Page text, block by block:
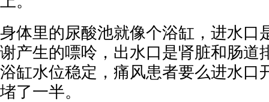
身体里的尿酸池就像个浴缸，进水口
谢产生的嘌呤，出水口是肾脏和肠道
浴缸水位稳定，痛风患者要么进水口
堵了一半。